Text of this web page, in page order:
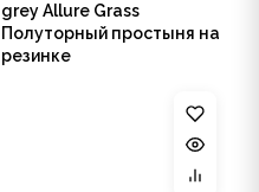
grey Allure Grass
Полуторный простыня на
резинке